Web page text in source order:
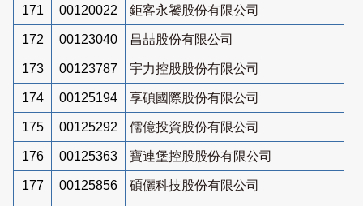
171 00120022 鉅客永饕股份有限公司
172 00123040 昌喆股份有限公司
173 00123787 宇力控股股份有限公司
174 00125194 享碩國際股份有限公司
175 00125292 儒億投資股份有限公司
176 00125363 寶連堡控股股份有限公司
177 00125856 碩儷科技股份有限公司